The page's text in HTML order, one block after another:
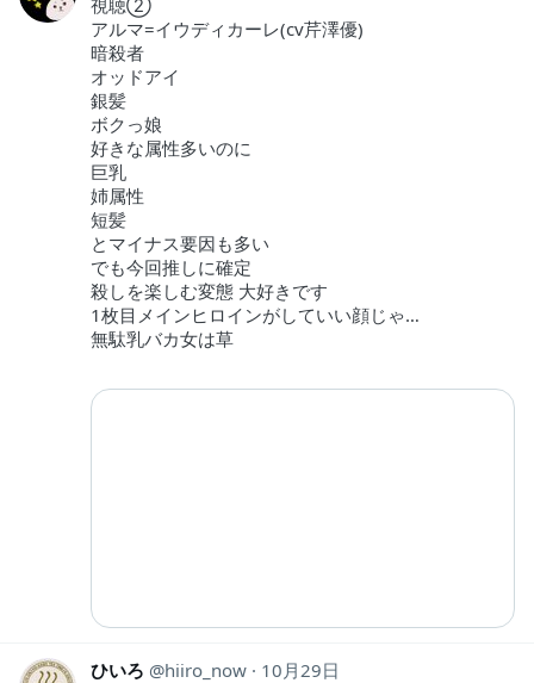
アルマ=イウディカーレ(cv芹澤優)
暗殺者
オッドアイ
銀髪
ボクっ娘
好きな属性多いのに
巨乳
姉属性
短髪
とマイナス要因も多い
でも今回推しに確定
殺しを楽しむ変態 大好きです
1枚目メインヒロインがしていい顔じゃ…
無駄乳バカ女は草
ひいろ hiiro_now
10月29日